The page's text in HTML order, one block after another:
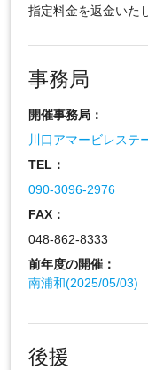
指定料金を返金いた
事務局
開催事務局：
川口アマービレステ
TEL：
090-3096-2976
FAX：
048-862-8333
前年度の開催：
南浦和(2025/05/03)
後援